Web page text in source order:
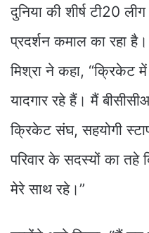
दुनिया की शीर्ष टी20
प्रदर्शन कमाल का रहा
मिश्रा ने कहा, “क्रिकेट
यादगार रहे हैं। मैं
क्रिकेट संघ, सहयोगी
परिवार के सदस्यों का तहे
मेरे साथ रहे।”